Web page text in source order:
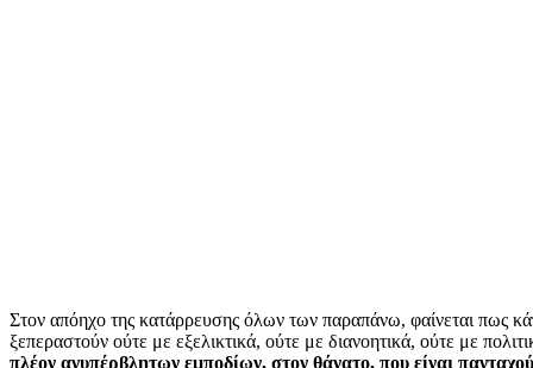
Στον απόηχο της κατάρρευσης όλων των παραπάνω, φαίνεται πως
ξεπεραστούν ούτε με εξελικτικά, ούτε με διανοητικά, ούτε με
πλέον ανυπέρβλητων εμποδίων, στον θάνατο, που είναι